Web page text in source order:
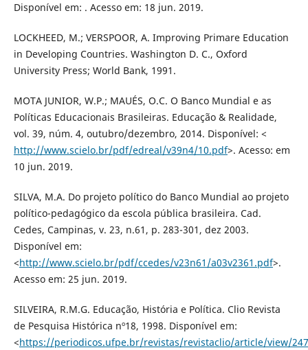
Disponível em: . Acesso em: 18 jun. 2019.
LOCKHEED, M.; VERSPOOR, A. Improving Primare Education
in Developing Countries. Washington D. C., Oxford
University Press; World Bank, 1991.
MOTA JUNIOR, W.P.; MAUÉS, O.C. O Banco Mundial e as
Políticas Educacionais Brasileiras. Educação & Realidade,
vol. 39, núm. 4, outubro/dezembro, 2014. Disponível: <
http://www.scielo.br/pdf/edreal/v39n4/10.pdf>. Acesso: em
10 jun. 2019.
SILVA, M.A. Do projeto político do Banco Mundial ao projeto
político-pedagógico da escola pública brasileira. Cad.
Cedes, Campinas, v. 23, n.61, p. 283-301, dez 2003.
Disponível em:
<http://www.scielo.br/pdf/ccedes/v23n61/a03v2361.pdf>.
Acesso em: 25 jun. 2019.
SILVEIRA, R.M.G. Educação, História e Política. Clio Revista
de Pesquisa Histórica nº18, 1998. Disponível em:
<https://periodicos.ufpe.br/revistas/revistaclio/article/view/